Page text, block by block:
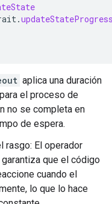
.
aplica una duración
el proceso de
no se completa en
de espera.
rasgo: El operador
garantiza que el código
cuando el
lo que lo hace